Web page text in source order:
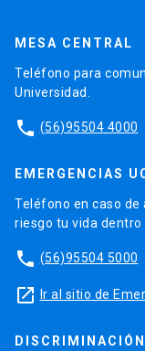
MESA CENTRAL
Teléfono para
Universidad.
phone (56)95504 4000
EMERGENCIAS
Teléfono en caso de
riesgo tu vida dentro
phone (56)95504 5000
launch Ir al sitio de